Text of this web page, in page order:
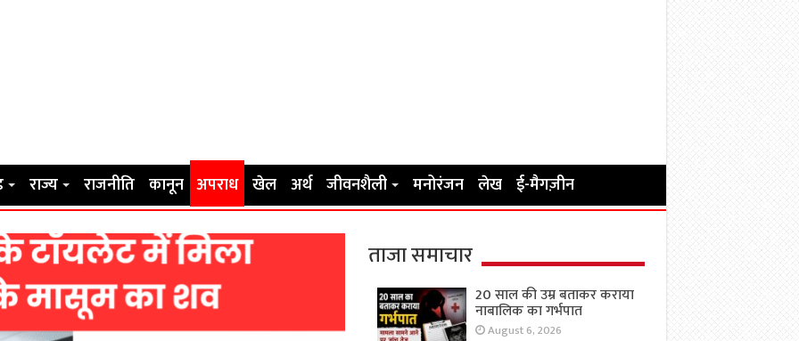
राज्य राजनीति कानून अपराध खेल अर्थ जीवनशैली मनोरंजन लेख ई-मैगज़ीन
ताजा समाचार
20 साल की उम्र बताकर कराया
नाबालिक का गर्भपात
August 6, 2026